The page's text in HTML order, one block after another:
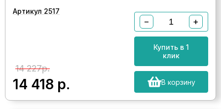
Артикул 2517
14 227р.
14 418 р.
− +
Купить в 1
клик
В корзину